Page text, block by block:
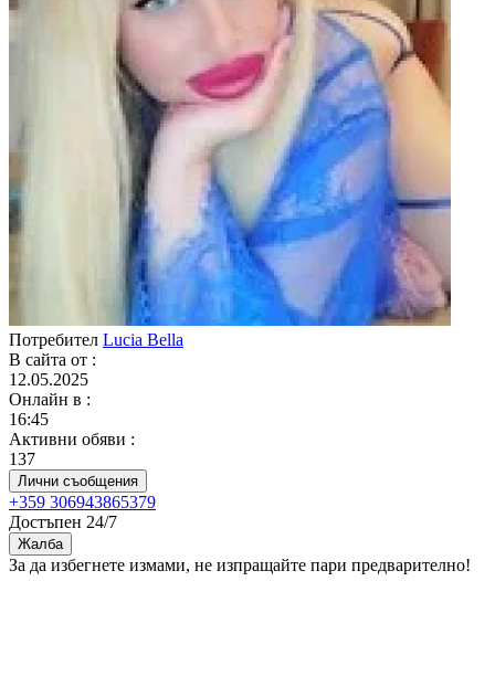
Потребител Lucia Bella
В сайта от :
12.05.2025
Онлайн в :
16:45
Активни обяви :
137
Лични съобщения
+359 306943865379
Достъпен 24/7
Жалба
За да избегнете измами, не изпращайте пари предварително!